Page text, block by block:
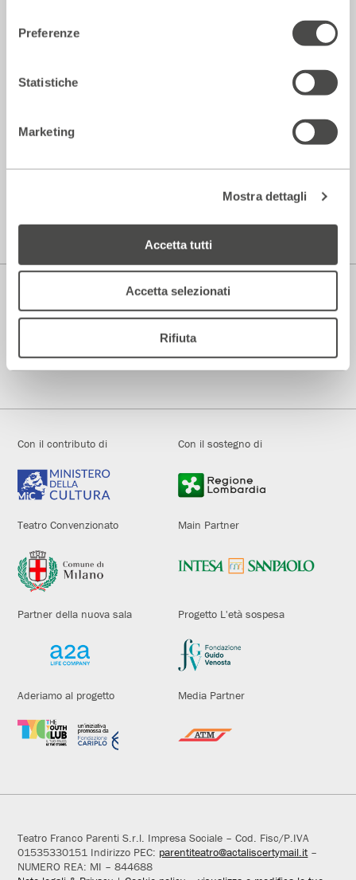
Preferenze
Statistiche
Marketing
Mostra dettagli
Accetta tutti
Accetta selezionati
Rifiuta
dalle h 13.30 alle h 19.00 (orario continuato)
Dom:apertura del solo botteghino un’ora prima dell’inizio
Via Pier Lombardo 14
Prenotazioni344.0101739
Teatro di Rilevante Interesse Culturale
Fondato e diretto dal 1972 da Andrée Ruth Shammah
Con il contributo di Con il sostegno di
Teatro Convenzionato Main Partner
Partner della nuova sala Progetto L'età sospesa
Aderiamo al progetto Media Partner
Teatro Franco Parenti S.r.l. Impresa Sociale – Cod. Fisc/P.IVA
01535330151 Indirizzo PEC: parentiteatro@actaliscertymail.it–
NUMERO REA: MI – 844688